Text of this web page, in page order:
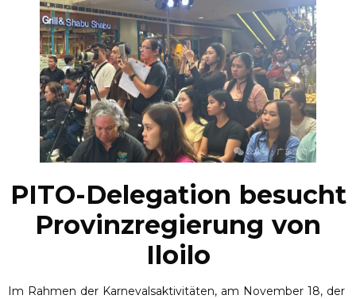
PITO-Delegation besucht
Provinzregierung von
Iloilo
Im Rahmen der Karnevalsaktivitäten, am November 18, der